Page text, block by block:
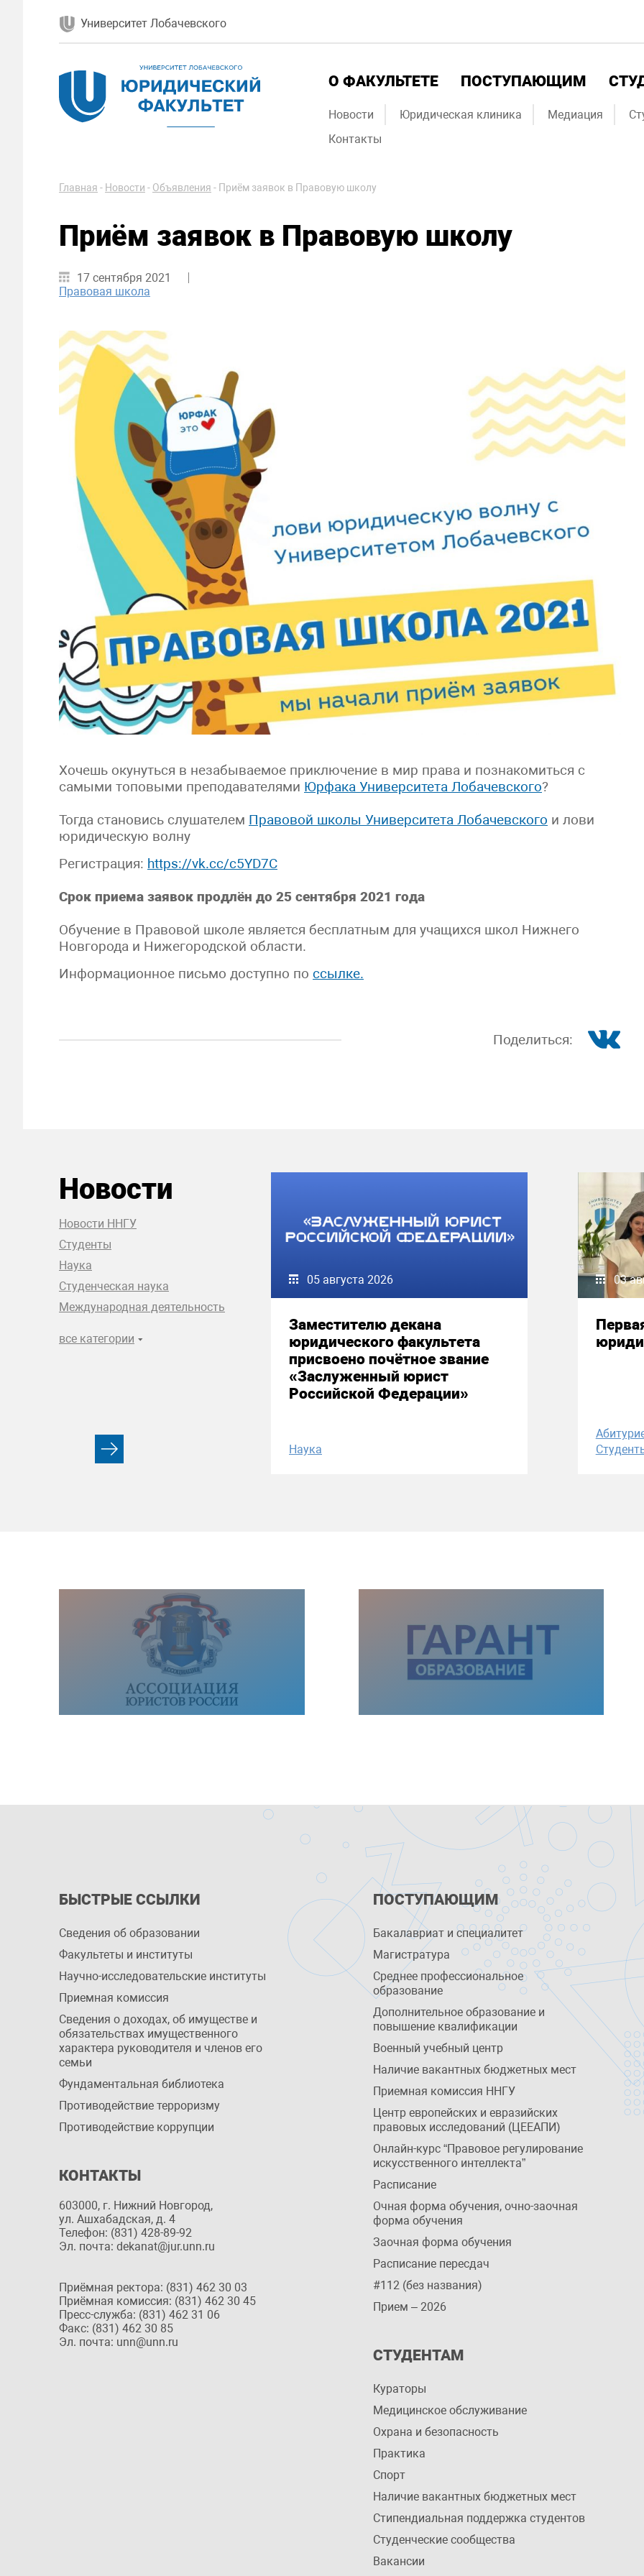
Университет Лобачевского
О ФАКУЛЬТЕТЕ ПОСТУПАЮЩИМ
Новости Юридическая клиника Медиация
Контакты
Главная - Новости - Объявления - Приём заявок в Правовую школу
Приём заявок в Правовую школу
17 сентября 2021
Правовая школа
Хочешь окунуться в незабываемое приключение в мир права и познакомиться с
самыми топовыми преподавателями Юрфака Университета Лобачевского?
Тогда становись слушателем Правовой школы Университета Лобачевского и лови
юридическую волну
Регистрация: https://vk.cc/c5YD7C
Срок приема заявок продлён до 25 сентября 2021 года
Обучение в Правовой школе является бесплатным для учащихся школ Нижнего
Новгорода и Нижегородской области.
Информационное письмо доступно по ссылке.
Поделиться:
Новости
Новости ННГУ
Студенты
Наука
Студенческая наука
Международная деятельность
все категории
05 августа 2026
Заместителю декана
юридического факультета
присвоено почётное звание
«Заслуженный юрист
Российской Федерации»
Наука
03
БЫСТРЫЕ ССЫЛКИ
Сведения об образовании
Факультеты и институты
Научно-исследовательские институты
Приемная комиссия
Сведения о доходах, об имуществе и
обязательствах имущественного
характера руководителя и членов его
семьи
Фундаментальная библиотека
Противодействие терроризму
Противодействие коррупции
КОНТАКТЫ
603000, г. Нижний Новгород,
ул. Ашхабадская, д. 4
Телефон: (831) 428-89-92
Эл. почта: dekanat@jur.unn.ru
Приёмная ректора: (831) 462 30 03
Приёмная комиссия: (831) 462 30 45
Пресс-служба: (831) 462 31 06
Факс: (831) 462 30 85
Эл. почта: unn@unn.ru
ПОСТУПАЮЩИМ
Бакалавриат и специалитет
Магистратура
Среднее профессиональное
образование
Дополнительное образование и
повышение квалификации
Военный учебный центр
Наличие вакантных бюджетных мест
Приемная комиссия ННГУ
Центр европейских и евразийских
правовых исследований (ЦЕЕАПИ)
Онлайн-курс “Правовое регулирование
искусственного интеллекта”
Расписание
Очная форма обучения, очно-заочная
форма обучения
Заочная форма обучения
Расписание пересдач
#112 (без названия)
Прием – 2026
СТУДЕНТАМ
Кураторы
Медицинское обслуживание
Охрана и безопасность
Практика
Спорт
Наличие вакантных бюджетных мест
Стипендиальная поддержка студентов
Студенческие сообщества
Вакансии